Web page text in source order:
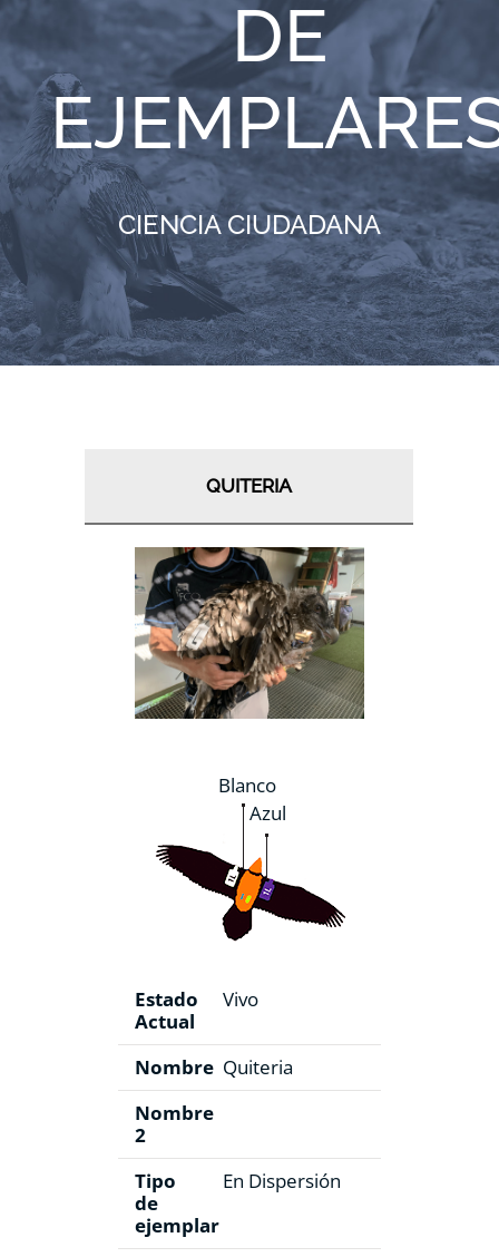
NOTICIAS
CONTACTO
DE
CIENCIA CIUDADANA
QUITERIA
Blanco
Azul
Estado
Actual
Vivo
Nombre Quiteria
Nombre
2
Tipo
de
ejemplar
En Dispersión